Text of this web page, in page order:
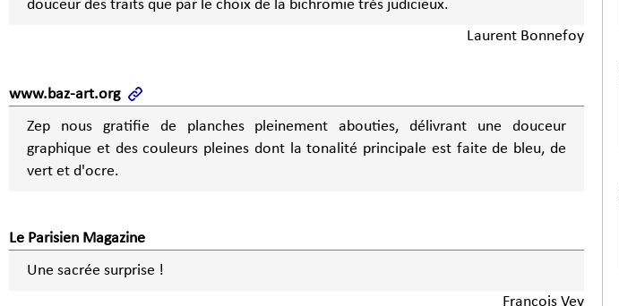
douceur des traits que par le choix de la bichromie très judicieux.
Laurent Bonnefoy
www.baz-art.org
Zep nous gratifie de planches pleinement abouties, délivrant une douceur
graphique et des couleurs pleines dont la tonalité principale est faite de bleu, de
vert et d'ocre.
Le Parisien Magazine
Une sacrée surprise !
Francois Vey